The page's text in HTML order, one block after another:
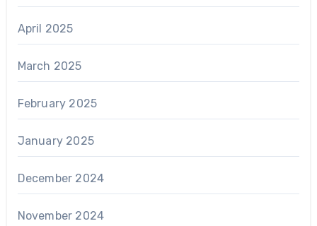
April 2025
March 2025
February 2025
January 2025
December 2024
November 2024